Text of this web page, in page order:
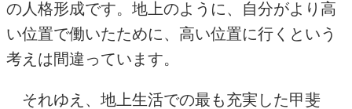
の人格形成です。地上のように、自分がより高
い位置で働いたために、高い位置に行くという
考えは間違っています。
それゆえ、地上生活での最も充実した甲斐